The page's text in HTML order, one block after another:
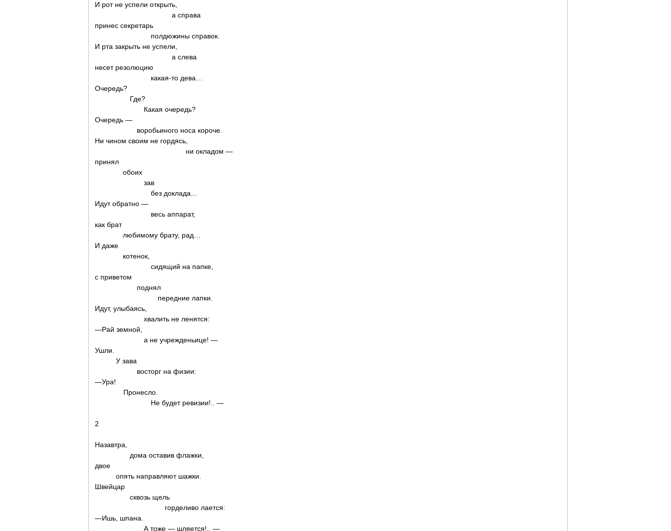
И рот не успели открыть,
а справа
принес секретарь
полдюжины справок.
И рта закрыть не успели,
а слева
несет резолюцию
какая-то дева…
Очередь?
Где?
Какая очередь?
Очередь —
воробьиного носа короче.
Ни чином своим не гордясь,
ни окладом —
принял
обоих
зав
без доклада…
Идут обратно —
весь аппарат,
как брат
любимому брату, рад…
И даже
котенок,
сидящий на папке,
с приветом
поднял
передние лапки.
Идут, улыбаясь,
хвалить не ленятся:
—Рай земной,
а не учрежденьице! —
Ушли.
У зава
восторг на физии:
—Ура!
Пронесло.
Не будет ревизии!.. —
2
Назавтра,
дома оставив флажки,
двое
опять направляют шажки.
Швейцар
сквозь щель
горделиво лается:
—Ишь, шпана.
А тоже — шляется!.. —